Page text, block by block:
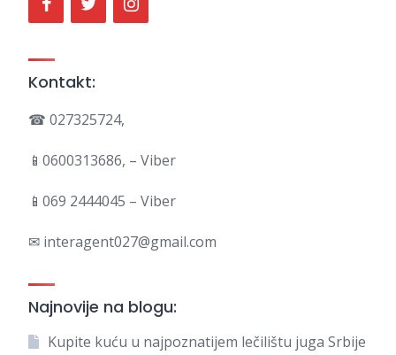
Kontakt:
☎ 027325724,
📱0600313686, – Viber
📱069 2444045 – Viber
✉ interagent027@gmail.com
Najnovije na blogu:
Kupite kuću u najpoznatijem lečilištu juga Srbije